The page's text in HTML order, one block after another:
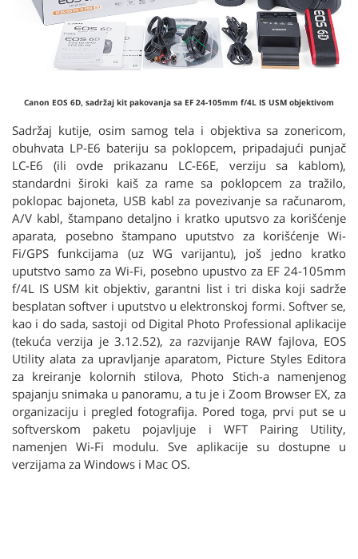
Canon EOS 6D, sadržaj kit pakovanja sa EF 24-105mm f/4L IS USM objektivom
Sadržaj kutije, osim samog tela i objektiva sa zonericom,
obuhvata LP-E6 bateriju sa poklopcem, pripadajući punjač
LC-E6 (ili ovde prikazanu LC-E6E, verziju sa kablom),
standardni široki kaiš za rame sa poklopcem za tražilo,
poklopac bajoneta, USB kabl za povezivanje sa računarom,
A/V kabl, štampano detaljno i kratko uputsvo za korišćenje
aparata, posebno štampano uputstvo za korišćenje Wi-
Fi/GPS funkcijama (uz WG varijantu), još jedno kratko
uputstvo samo za Wi-Fi, posebno upustvo za EF 24-105mm
f/4L IS USM kit objektiv, garantni list i tri diska koji sadrže
besplatan softver i uputstvo u elektronskoj formi. Softver se,
kao i do sada, sastoji od Digital Photo Professional aplikacije
(tekuća verzija je 3.12.52), za razvijanje RAW fajlova, EOS
Utility alata za upravljanje aparatom, Picture Styles Editora
za kreiranje kolornih stilova, Photo Stich-a namenjenog
spajanju snimaka u panoramu, a tu je i Zoom Browser EX, za
organizaciju i pregled fotografija. Pored toga, prvi put se u
softverskom paketu pojavljuje i WFT Pairing Utility,
namenjen Wi-Fi modulu. Sve aplikacije su dostupne u
verzijama za Windows i Mac OS.